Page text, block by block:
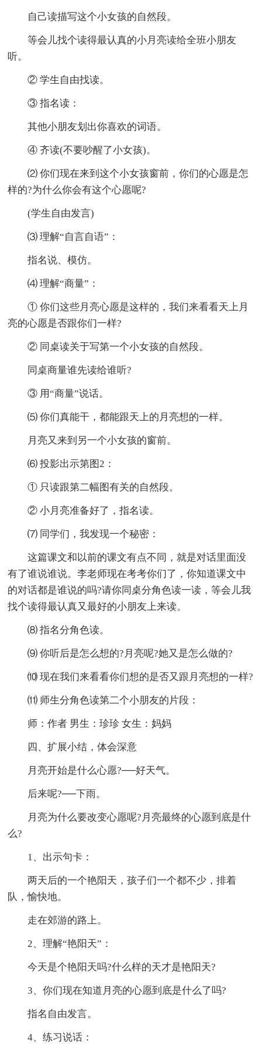
自己读描写这个小女孩的自然段。
等会儿找个读得最认真的小月亮读给全班小朋友
听。
② 学生自由找读。
③ 指名读：
其他小朋友划出你喜欢的词语。
④ 齐读(不要吵醒了小女孩)。
⑵ 你们现在来到这个小女孩窗前，你们的心愿是怎
样的?为什么你会有这个心愿呢?
(学生自由发言)
⑶ 理解“自言自语”：
指名说、模仿。
⑷ 理解“商量”：
① 你们这些月亮心愿是这样的，我们来看看天上月
亮的心愿是否跟你们一样?
② 同桌读关于写第一个小女孩的自然段。
同桌商量谁先读给谁听?
③ 用“商量”说话。
⑸ 你们真能干，都能跟天上的月亮想的一样。
月亮又来到另一个小女孩的窗前。
⑹ 投影出示第图2：
① 只读跟第二幅图有关的自然段。
② 小月亮准备好了，指名读。
⑺ 同学们，我发现一个秘密：
这篇课文和以前的课文有点不同，就是对话里面没
有了谁说谁说。李老师现在考考你们了，你知道课文中
的对话都是谁说的吗?请你同桌分角色读一读，等会儿我
找个读得最认真又最好的小朋友上来读。
⑻ 指名分角色读。
⑼ 你听后是怎么想的?月亮呢?她又是怎么做的?
⑽ 现在我们来看看你们想的是否又跟月亮想的一样?
⑾ 师生分角色读第二个小朋友的片段：
师：作者 男生：珍珍 女生：妈妈
四、扩展小结，体会深意
月亮开始是什么心愿?──好天气。
后来呢?──下雨。
月亮为什么要改变心愿呢?月亮最终的心愿到底是什
么?
1、出示句卡：
两天后的一个艳阳天，孩子们一个都不少，排着
队，愉快地。
走在郊游的路上。
2、理解“艳阳天”：
今天是个艳阳天吗?什么样的天才是艳阳天?
3、你们现在知道月亮的心愿到底是什么了吗?
指名自由发言。
4、练习说话：